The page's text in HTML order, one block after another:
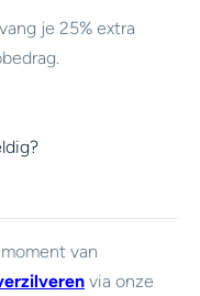
je 25% extra
van
via onze